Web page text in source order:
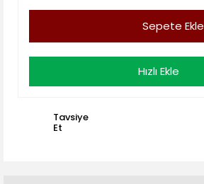
Sepete Ekle
Hızlı Ekle
Tavsiye
Et